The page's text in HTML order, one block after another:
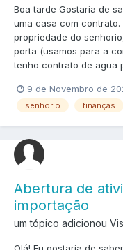
Boa tarde Gostaria de
uma casa com
propriedade do
porta (usamos para a
tenho contrato de agua
9 de Novembro de
senhorio finanças
Abertura de
importação
um tópico adicionou